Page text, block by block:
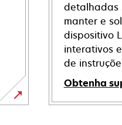
detalhadas
manter e
dispositivo
interativos
de
Obtenha
opens